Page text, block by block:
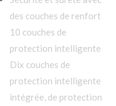
des couches de renfort
10 couches de
protection intelligente
Dix couches de
protection intelligente
intégrée, de protection